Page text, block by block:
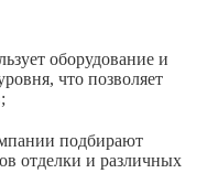
оборудование и
что позволяет
подбирают
отделки и различных